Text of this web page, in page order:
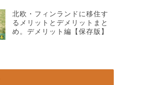
北欧・フィンランドに移住す
るメリットとデメリットまと
め。デメリット編【保存版】